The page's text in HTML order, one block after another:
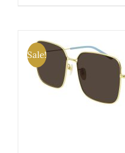
Sale!